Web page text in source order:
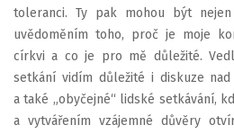
toleranci. Ty pak mohou být
uvědoměním toho, proč je moje
církvi a co je pro mě důležité.
setkání vidím důležité i diskuze
a také „obyčejné“ lidské setkávání,
a vytvářením vzájemné důvěry